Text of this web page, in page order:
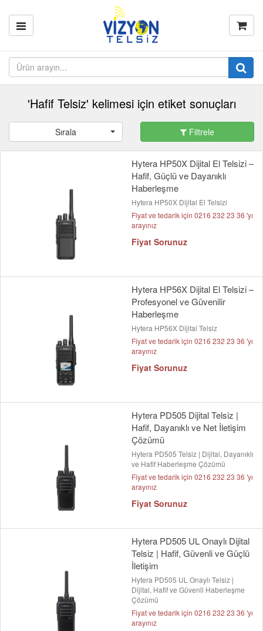
'Hafif Telsiz' kelimesi için etiket sonuçları
Sırala Filtrele
Hytera HP50X Dijital El Telsizi –
Hafif, Güçlü ve Dayanıklı
Haberleşme
Hytera HP50X Dijital El Telsizi
Fiyat ve tedarik için 0216 232 23 36 'yı
arayınız
Fiyat Sorunuz
Hytera HP56X Dijital El Telsizi –
Profesyonel ve Güvenilir
Haberleşme
Hytera HP56X Dijital Telsiz
Fiyat ve tedarik için 0216 232 23 36 'yı
arayınız
Fiyat Sorunuz
Hytera PD505 Dijital Telsiz |
Hafif, Dayanıklı ve Net İletişim
Çözümü
Hytera PD505 Telsiz | Dijital, Dayanıklı
ve Hafif Haberleşme Çözümü
Fiyat ve tedarik için 0216 232 23 36 'yı
arayınız
Fiyat Sorunuz
Hytera PD505 UL Onaylı Dijital
Telsiz | Hafif, Güvenli ve Güçlü
İletişim
Hytera PD505 UL Onaylı Telsiz |
Dijital, Hafif ve Güvenli Haberleşme
Çözümü
Fiyat ve tedarik için 0216 232 23 36 'yı
arayınız